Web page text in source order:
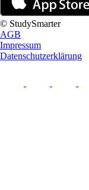
© StudySmarter
AGB
Impressum
Datenschutzerklärung